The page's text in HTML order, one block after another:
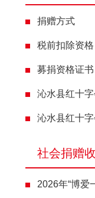
捐赠方式
税前扣除资格
募捐资格证书
沁水县红十
沁水县红十
社会捐赠
2026年“博爱